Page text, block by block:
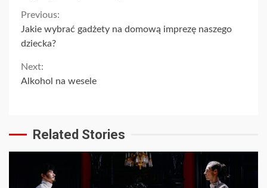
Continue
Reading
Previous:
Jakie wybrać gadżety na domową imprezę naszego
dziecka?
Next:
Alkohol na wesele
Related Stories